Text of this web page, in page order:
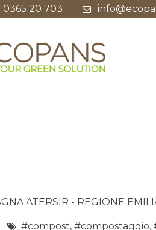
0365 20 703
ATERSIR - REGIONE
#compost,#compostaggio,